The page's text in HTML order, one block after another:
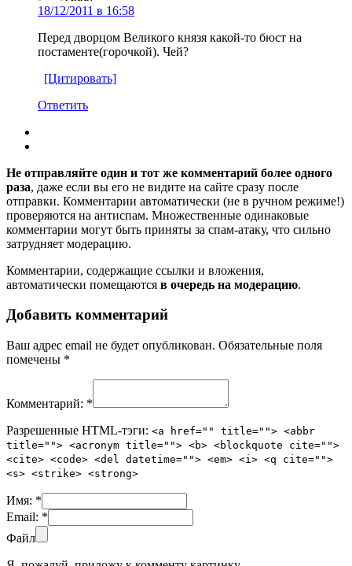
18/12/2011 в 16:58
Перед дворцом Великого князя какой-то бюст на
постаменте(горочкой). Чей?
[Цитировать]
Ответить
Не отправляйте один и тот же комментарий более одного
раза, даже если вы его не видите на сайте сразу после
отправки. Комментарии автоматически (не в ручном режиме!)
проверяются на антиспам. Множественные одинаковые
комментарии могут быть приняты за спам-атаку, что сильно
затрудняет модерацию.
Комментарии, содержащие ссылки и вложения,
автоматически помещаются в очередь на модерацию.
Добавить комментарий
Ваш адрес email не будет опубликован. Обязательные поля
помечены *
Комментарий: *
Разрешенные HTML-тэги: <a href="" title=""> <abbr
title=""> <acronym title=""> <b> <blockquote cite="">
<cite> <code> <del datetime=""> <em> <i> <q cite="">
<s> <strike> <strong>
Имя: *
Email: *
Файл